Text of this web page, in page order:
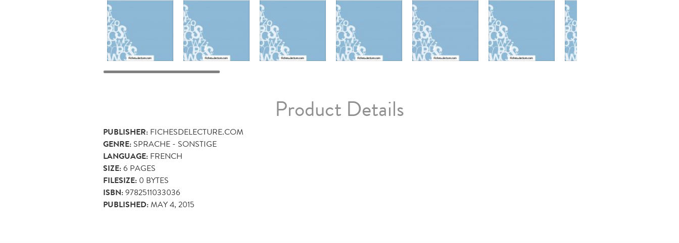
Product Details
PUBLISHER: FICHESDELECTURE.COM
GENRE: SPRACHE - SONSTIGE
LANGUAGE: FRENCH
SIZE:6 PAGES
FILESIZE: 0 BYTES
ISBN:9782511033036
PUBLISHED:MAY 4, 2015